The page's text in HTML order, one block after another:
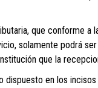
que conforme a
solamente podrá ser
que la
en los